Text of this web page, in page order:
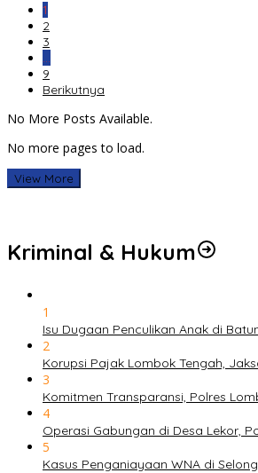
1
2
3
…
9
Berikutnya
No More Posts Available.
No more pages to load.
View More
Kriminal & Hukum
1
Isu Dugaan Penculikan Anak di
2
Korupsi Pajak Lombok Tengah,
3
Komitmen Transparansi, Polres
4
Operasi Gabungan di Desa Lekor,
5
Kasus Penganiayaan WNA di